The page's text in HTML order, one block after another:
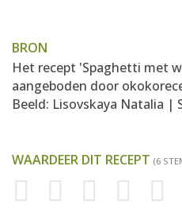
BRON
Het recept 'Spaghetti met
aangeboden door
Beeld: Lisovskaya Natalia |
WAARDEER DIT RECEPT (6